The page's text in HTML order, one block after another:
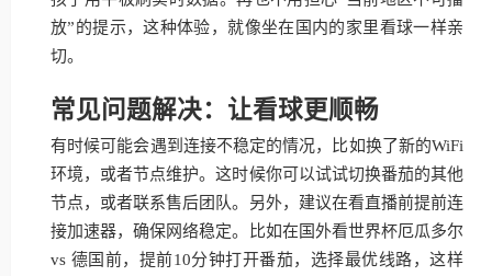
放”的提示，这种体验，就像坐在国内的家里看球一样亲
切。
常见问题解决：让看球更顺畅
有时候可能会遇到连接不稳定的情况，比如换了新的WiFi
环境，或者节点维护。这时候你可以试试切换番茄的其他
节点，或者联系售后团队。另外，建议在看直播前提前连
接加速器，确保网络稳定。比如在国外看世界杯厄瓜多尔
vs 德国前，提前10分钟打开番茄，选择最优线路，这样